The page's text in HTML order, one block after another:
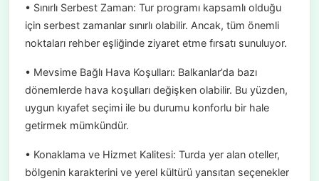
• Sınırlı Serbest Zaman: Tur programı kapsamlı olduğu
için serbest zamanlar sınırlı olabilir. Ancak, tüm önemli
noktaları rehber eşliğinde ziyaret etme fırsatı sunuluyor.
• Mevsime Bağlı Hava Koşulları: Balkanlar’da bazı
dönemlerde hava koşulları değişken olabilir. Bu yüzden,
uygun kıyafet seçimi ile bu durumu konforlu bir hale
getirmek mümkündür.
• Konaklama ve Hizmet Kalitesi: Turda yer alan oteller,
bölgenin karakterini ve yerel kültürü yansıtan seçenekler